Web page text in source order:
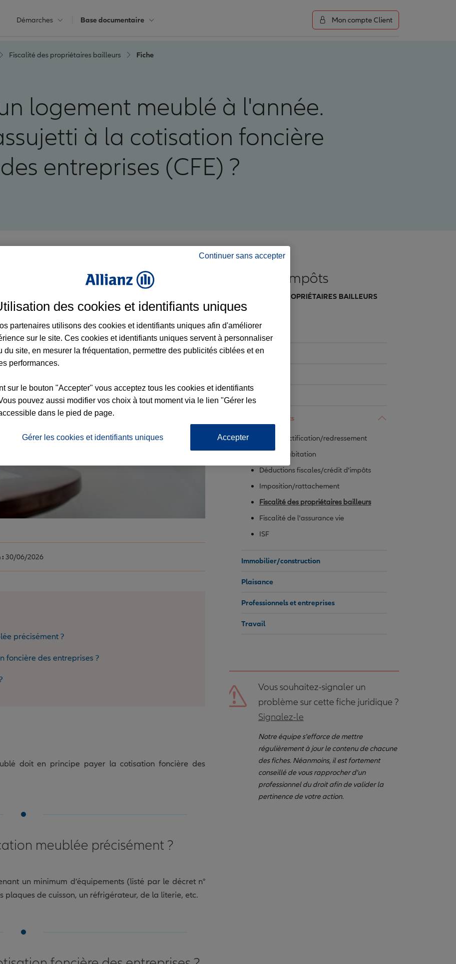
Démarches Base documentaire Mon compte Client
Fiscalité des propriétaires bailleurs Fiche
logement meublé à l'année.
à la cotisation foncière
des entreprises (CFE) ?
: 30/06/2026
précisément ?
foncière des entreprises ?
doit en principe payer la cotisation foncière des
meublée précisément ?
un minimum d’équipements (listé par le décret n°
plaques de cuisson, un réfrigérateur, de la literie, etc.
Fiscalité/impôts
FISCALITÉ DES PROPRIÉTAIRES BAILLEURS
Consommation
Famille
Fiscalité/impôts
Délais/rectification/redressement
Taxe d'habitation
Déductions fiscales/crédit d'impôts
Imposition/rattachement
Fiscalité des propriétaires bailleurs
Fiscalité de l'assurance vie
ISF
Immobilier/construction
Plaisance
Professionnels et entreprises
Travail
Vous souhaitez-signaler un
problème sur cette fiche juridique ?
Signalez-le
Notre équipe s'efforce de mettre
régulièrement à jour le contenu de chacune
des fiches. Néanmoins, il est fortement
conseillé de vous rapprocher d'un
professionnel du droit afin de valider la
pertinence de votre action.
Continuer sans accepter
des cookies et identifiants uniques
partenaires utilisons des cookies et identifiants uniques afin d'améliorer
sur le site. Ces cookies et identifiants uniques servent à personnaliser
du site, en mesurer la fréquentation, permettre des publicités ciblées et en
performances.
sur le bouton "Accepter" vous acceptez tous les cookies et identifiants
pouvez aussi modifier vos choix à tout moment via le lien "Gérer les
dans le pied de page.
Gérer les cookies et identifiants uniques Accepter